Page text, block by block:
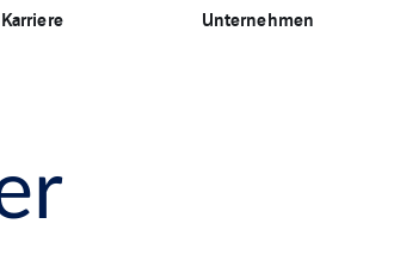
Karriere Unternehmen